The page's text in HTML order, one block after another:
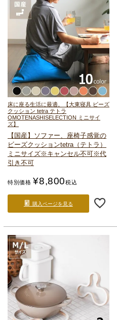
床に座る生活に最適。
【大東寝具 ビーズ
クッション tetra テトラ
OMOTENASHISELECTION ミニサイ
ズ】
【国産】ソファー、座椅子感覚の
ビーズクッションtetra（テトラ）
ミニサイズ※キャンセル不可※代
引き不可
特別価格 ¥8,800税込
購入ページを見る